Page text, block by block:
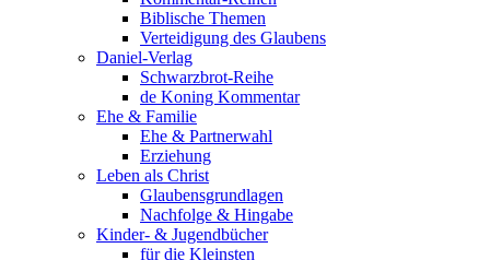
Biblische Themen
Verteidigung des Glaubens
Daniel-Verlag
Schwarzbrot-Reihe
de Koning Kommentar
Ehe & Familie
Ehe & Partnerwahl
Erziehung
Leben als Christ
Glaubensgrundlagen
Nachfolge & Hingabe
Kinder- & Jugendbücher
für die Kleinsten